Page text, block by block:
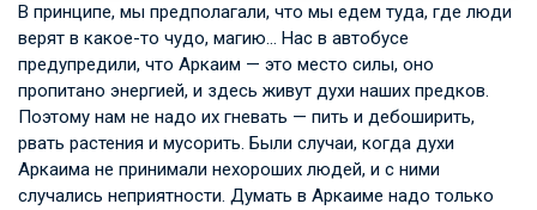
В принципе, мы предполагали, что мы едем туда, где люди
верят в какое-то чудо, магию… Нас в автобусе
предупредили, что Аркаим — это место силы, оно
пропитано энергией, и здесь живут духи наших предков.
Поэтому нам не надо их гневать — пить и дебоширить,
рвать растения и мусорить. Были случаи, когда духи
Аркаима не принимали нехороших людей, и с ними
случались неприятности. Думать в Аркаиме надо только